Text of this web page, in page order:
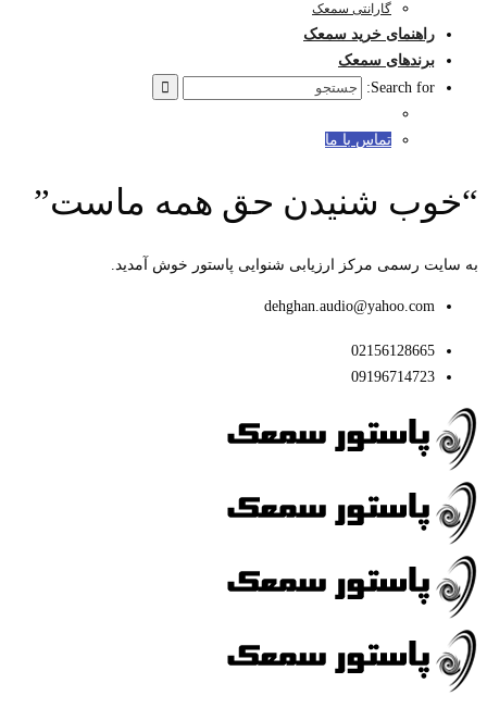
گارانتی سمعک
راهنمای خرید سمعک
برندهای سمعک
Search for:
تماس با ما
“خوب شنیدن حق همه ماست”
به سایت رسمی مرکز ارزیابی شنوایی پاستور خوش آمدید.
dehghan.audio@yahoo.com
02156128665
09196714723